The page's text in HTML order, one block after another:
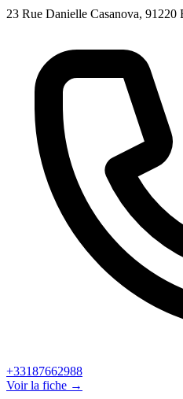
23 Rue Danielle Casanova, 91220
+33187662988
Voir la fiche →